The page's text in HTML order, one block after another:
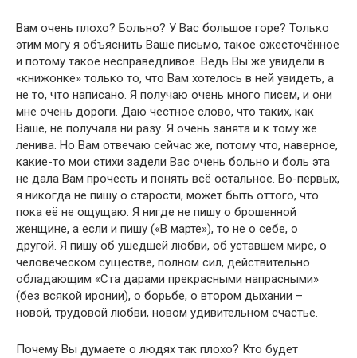
Вам очень плохо? Больно? У Вас большое горе? Только
этим могу я объяснить Ваше письмо, такое ожесточённое
и потому такое несправедливое. Ведь Вы же увидели в
«книжонке» только то, что Вам хотелось в ней увидеть, а
не то, что написано. Я получаю очень много писем, и они
мне очень дороги. Даю честное слово, что таких, как
Ваше, не получала ни разу. Я очень занята и к тому же
ленива. Но Вам отвечаю сейчас же, потому что, наверное,
какие-то мои стихи задели Вас очень больно и боль эта
не дала Вам прочесть и понять всё остальное. Во-первых,
я никогда не пишу о старости, может быть оттого, что
пока её не ощущаю. Я нигде не пишу о брошенной
женщине, а если и пишу («В марте»), то не о себе, о
другой. Я пишу об ушедшей любви, об уставшем мире, о
человеческом существе, полном сил, действительно
обладающим «Ста дарами прекрасными напрасными»
(без всякой иронии), о борьбе, о втором дыхании –
новой, трудовой любви, новом удивительном счастье.
Почему Вы думаете о людях так плохо? Кто будет